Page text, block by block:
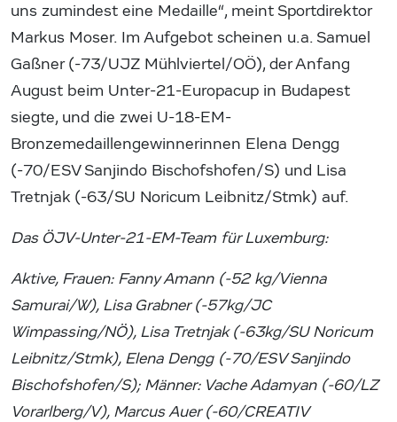
uns zumindest eine Medaille“, meint Sportdirektor
Markus Moser. Im Aufgebot scheinen u.a. Samuel
Gaßner (-73/UJZ Mühlviertel/OÖ), der Anfang
August beim Unter-21-Europacup in Budapest
siegte, und die zwei U-18-EM-
Bronzemedaillengewinnerinnen Elena Dengg
(-70/ESV Sanjindo Bischofshofen/S) und Lisa
Tretnjak (-63/SU Noricum Leibnitz/Stmk) auf.
Das ÖJV-Unter-21-EM-Team für Luxemburg:
Aktive, Frauen: Fanny Amann (-52 kg/Vienna
Samurai/W), Lisa Grabner (-57kg/JC
Wimpassing/NÖ), Lisa Tretnjak (-63kg/SU Noricum
Leibnitz/Stmk), Elena Dengg (-70/ESV Sanjindo
Bischofshofen/S); Männer: Vache Adamyan (-60/LZ
Vorarlberg/V), Marcus Auer (-60/CREATIV